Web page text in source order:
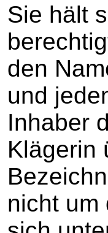
Sie hält
den
und
Inhaber
Klägerin
nicht um